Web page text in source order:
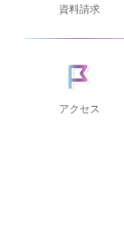
資料請求
アクセス